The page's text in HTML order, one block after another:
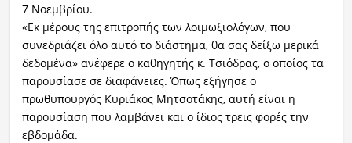
7 Νοεμβρίου.
«Εκ μέρους της επιτροπής των λοιμωξιολόγων, που
συνεδριάζει όλο αυτό το διάστημα, θα σας δείξω μερικά
δεδομένα» ανέφερε ο καθηγητής κ. Τσιόδρας, ο οποίος τα
παρουσίασε σε διαφάνειες. Όπως εξήγησε ο
πρωθυπουργός Κυριάκος Μητσοτάκης, αυτή είναι η
παρουσίαση που λαμβάνει και ο ίδιος τρεις φορές την
εβδομάδα.